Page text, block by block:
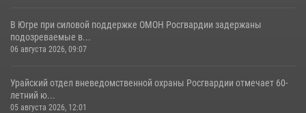
В Югре при силовой поддержке ОМОН Росгвардии задержаны
подозреваемые в...
06 августа 2026, 09:07
Урайский отдел вневедомственной охраны Росгвардии отмечает 60-
летний ю...
05 августа 2026, 12:01